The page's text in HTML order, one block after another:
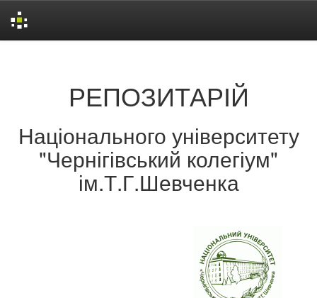
РЕПОЗИТАРІЙ
Національного університету
"Чернігівський колегіум"
ім.Т.Г.Шевченка